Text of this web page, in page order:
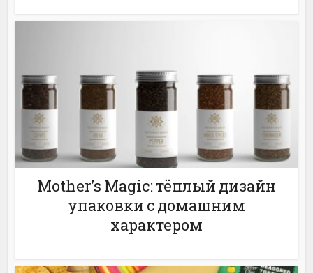
Mother’s Magic: тёплый дизайн
упаковки с домашним
характером